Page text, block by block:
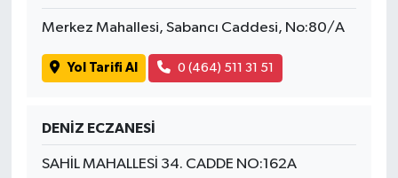
Merkez Mahallesi, Sabancı Caddesi, No:80/A
Yol Tarifi Al 0 (464) 511 31 51
DENİZ ECZANESİ
SAHİL MAHALLESİ 34. CADDE NO:162A